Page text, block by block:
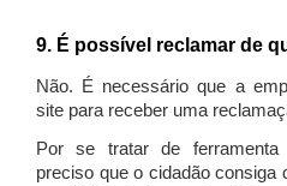
9. É possível reclamar de
Não. É necessário que a
site para receber uma
Por se tratar de
preciso que o cidadão consiga